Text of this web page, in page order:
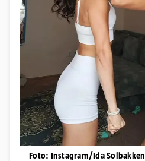
Foto: Instagram/Ida Solbakken